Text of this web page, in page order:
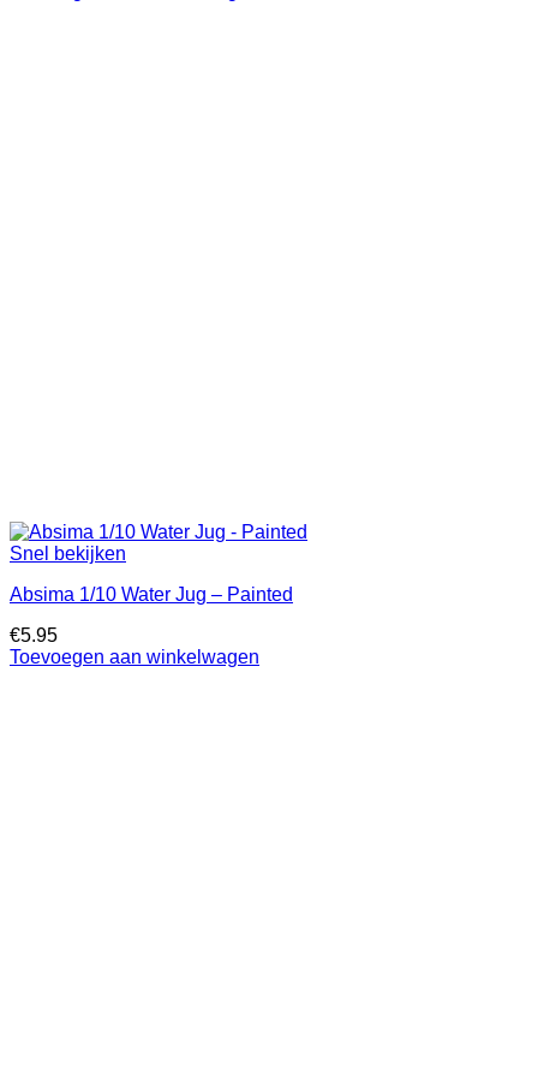
Snel bekijken
Absima 1/10 Water Jug – Painted
€5.95
Toevoegen aan winkelwagen